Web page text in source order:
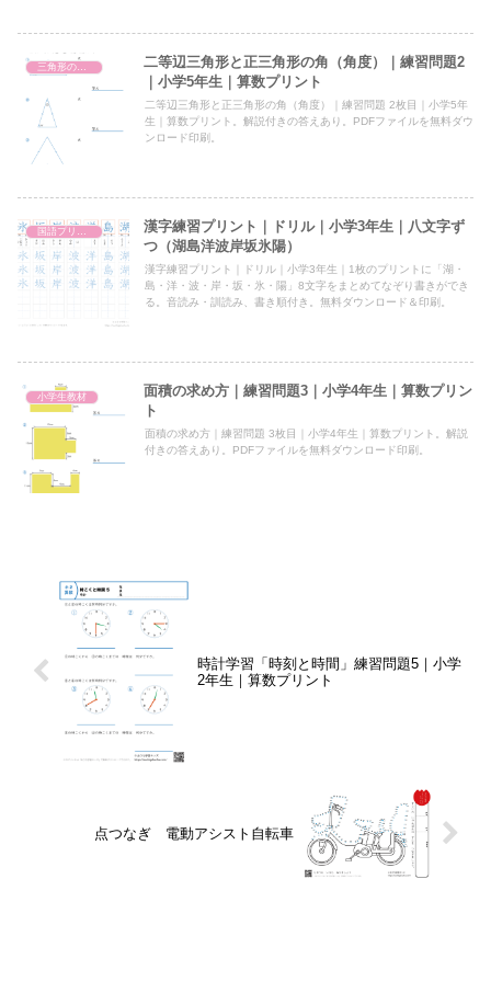
三角形の角（角度）
二等辺三角形と正三角形の角（角度）｜練習問題2
｜小学5年生｜算数プリント
二等辺三角形と正三角形の角（角度）｜練習問題 2枚目｜小学5年
生｜算数プリント。解説付きの答えあり。PDFファイルを無料ダウ
ンロード印刷。
国語プリント
漢字練習プリント｜ドリル｜小学3年生｜八文字ず
つ（湖島洋波岸坂氷陽）
漢字練習プリント｜ドリル｜小学3年生｜1枚のプリントに「湖・
島・洋・波・岸・坂・氷・陽」8文字をまとめてなぞり書きができ
る。音読み・訓読み、書き順付き。無料ダウンロード＆印刷。
小学生教材
面積の求め方｜練習問題3｜小学4年生｜算数プリン
ト
面積の求め方｜練習問題 3枚目｜小学4年生｜算数プリント。解説
付きの答えあり。PDFファイルを無料ダウンロード印刷。
時計学習「時刻と時間」練習問題5｜小学
2年生｜算数プリント
点つなぎ 電動アシスト自転車